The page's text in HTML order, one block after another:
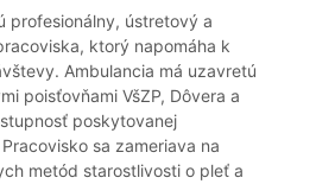
profesionálny, ústretový a
ktorý napomáha k
Ambulancia má uzavretú
poisťovňami VšZP, Dôvera a
poskytovanej
sa zameriava na
metód starostlivosti o pleť a